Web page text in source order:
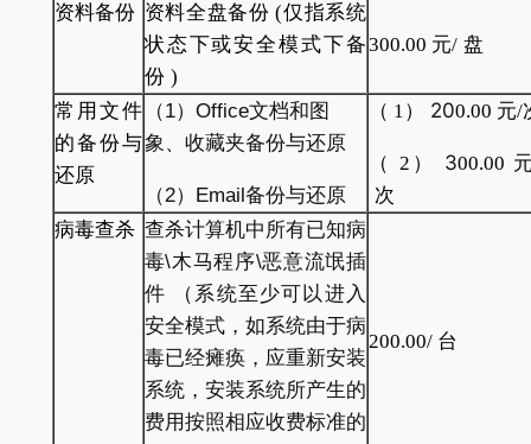
资料备份 资料全盘备份 (仅指系统
状态下或安全模式下备
份 )
300.00 元/ 盘
常用文件
的备份与
还原
（1）Office文档和图
象、收藏夹备份与还原
（2）Email备份与还原
（ 1） 200.00 元/
（ 2 ） 300.00
次
病毒查杀 查杀计算机中所有已知病
毒\木马程序\恶意流氓插
件
（ 系统至少可以进入
安全模式，如系统由于病
毒已经瘫痪，应重新安装
系统，安装系统所产生的
费用按照相应收费标准的
200.00/台